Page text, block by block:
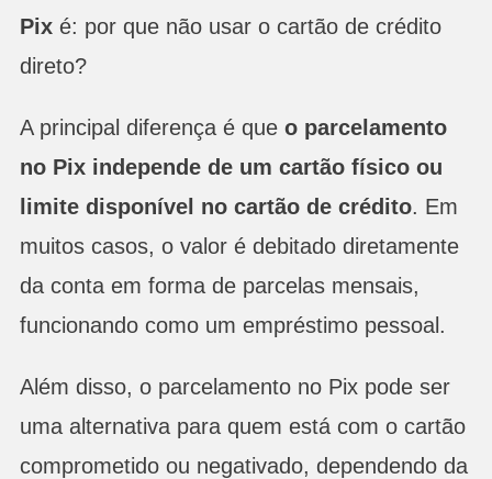
Pixé: por que não usar o cartão de crédito
direto?
A principal diferença é que o parcelamento
no Pix independe de um cartão físico ou
limite disponível no cartão de crédito. Em
muitos casos, o valor é debitado diretamente
da conta em forma de parcelas mensais,
funcionando como um empréstimo pessoal.
Além disso, o parcelamento no Pix pode ser
uma alternativa para quem está com o cartão
comprometido ou negativado, dependendo da